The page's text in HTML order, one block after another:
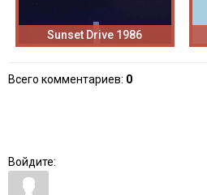
Sunset Drive 1986
Всего комментариев: 0
Войдите: